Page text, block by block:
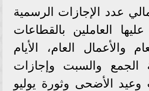
عدد الإجازات الرسمية
العاملين بالقطاعات
والأعمال العام، الأيام
الجمع والسبت وإجازات
الأضحى وثورة يوليو